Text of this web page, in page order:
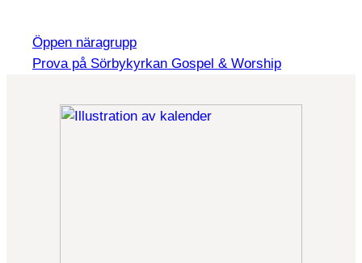
Öppen näragrupp
Prova på Sörbykyrkan Gospel & Worship